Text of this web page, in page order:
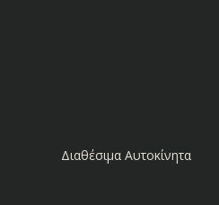
Διαθέσιμα Αυτοκίνητα